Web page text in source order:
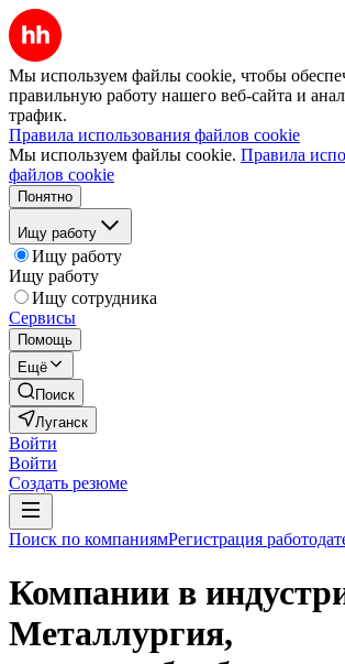
Мы используем файлы cookie, чтобы
правильную работу нашего веб-сайта и
трафик.
Правила использования файлов cookie
Мы используем файлы cookie. Правила
файлов cookie
Понятно
Ищу работу
Ищу работу
Ищу работу
Ищу сотрудника
Сервисы
Помощь
Ещё
Поиск
Луганск
Войти
Войти
Создать резюме
Поиск по компаниямРегистрация
Компании в
Металлургия,